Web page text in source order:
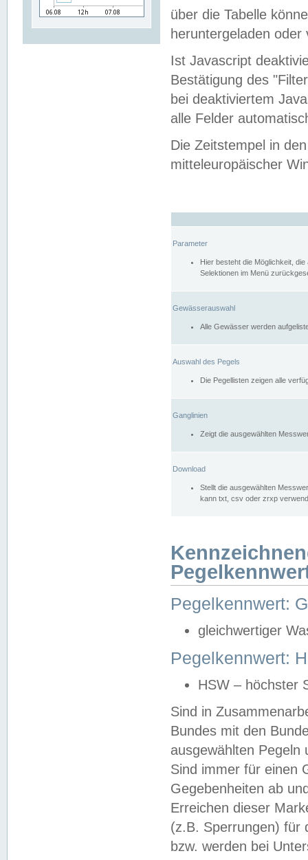
über die Tabelle
heruntergeladen oder
Ist Javascript
Bestätigung des
bei deaktiviertem
alle Felder
Die Zeitstempel in
mitteleuropäischer
Parameter
Hier besteht die Möglichkeit,
Selektionen im Menü
Gewässerauswahl
Alle Gewässer werden
Auswahl des Pegels
Die Pegellisten zeigen alle
Ganglinien
Zeigt die ausgewählten
Download
Stellt die ausgewählten
kann txt, csv oder zrxp
Pegelkennwert:
gleichwertiger
Pegelkennwert:
HSW – höchster
Sind in
Bundes mit den
ausgewählten
Sind immer für einen
Gegebenheiten ab
Erreichen dieser
(z.B. Sperrungen) für
bzw. werden bei